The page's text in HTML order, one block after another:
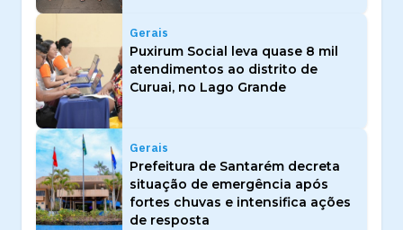
Gerais
Puxirum Social leva quase 8 mil
atendimentos ao distrito de
Curuai, no Lago Grande
Gerais
Prefeitura de Santarém decreta
situação de emergência após
fortes chuvas e intensifica ações
de resposta